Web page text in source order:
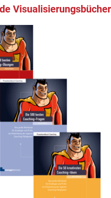
Visualisierungsbücher